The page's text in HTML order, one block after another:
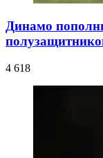
Динамо
4 618